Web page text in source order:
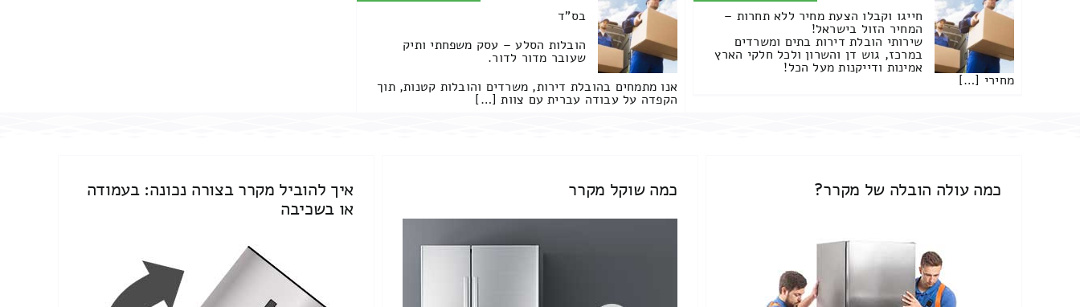
חייגו וקבלו הצעת מחיר ללא תחרות –
המחיר הזול בישראל!
שירותי הובלת דירות בתים ומשרדים
במרכז, גוש דן והשרון ולכל חלקי הארץ
אמינות ודייקנות מעל הכל!
מחירי […]
בס"ד
הובלות הסלע – עסק משפחתי ותיק
שעובר מדור לדור.
אנו מתמחים בהובלת דירות, משרדים והובלות קטנות, תוך
הקפדה על עבודה עברית עם צוות […]
כמה עולה הובלה של מקרר? כמה שוקל מקרר
איך להוביל מקרר בצורה נכונה: בעמודה
או בשכיבה